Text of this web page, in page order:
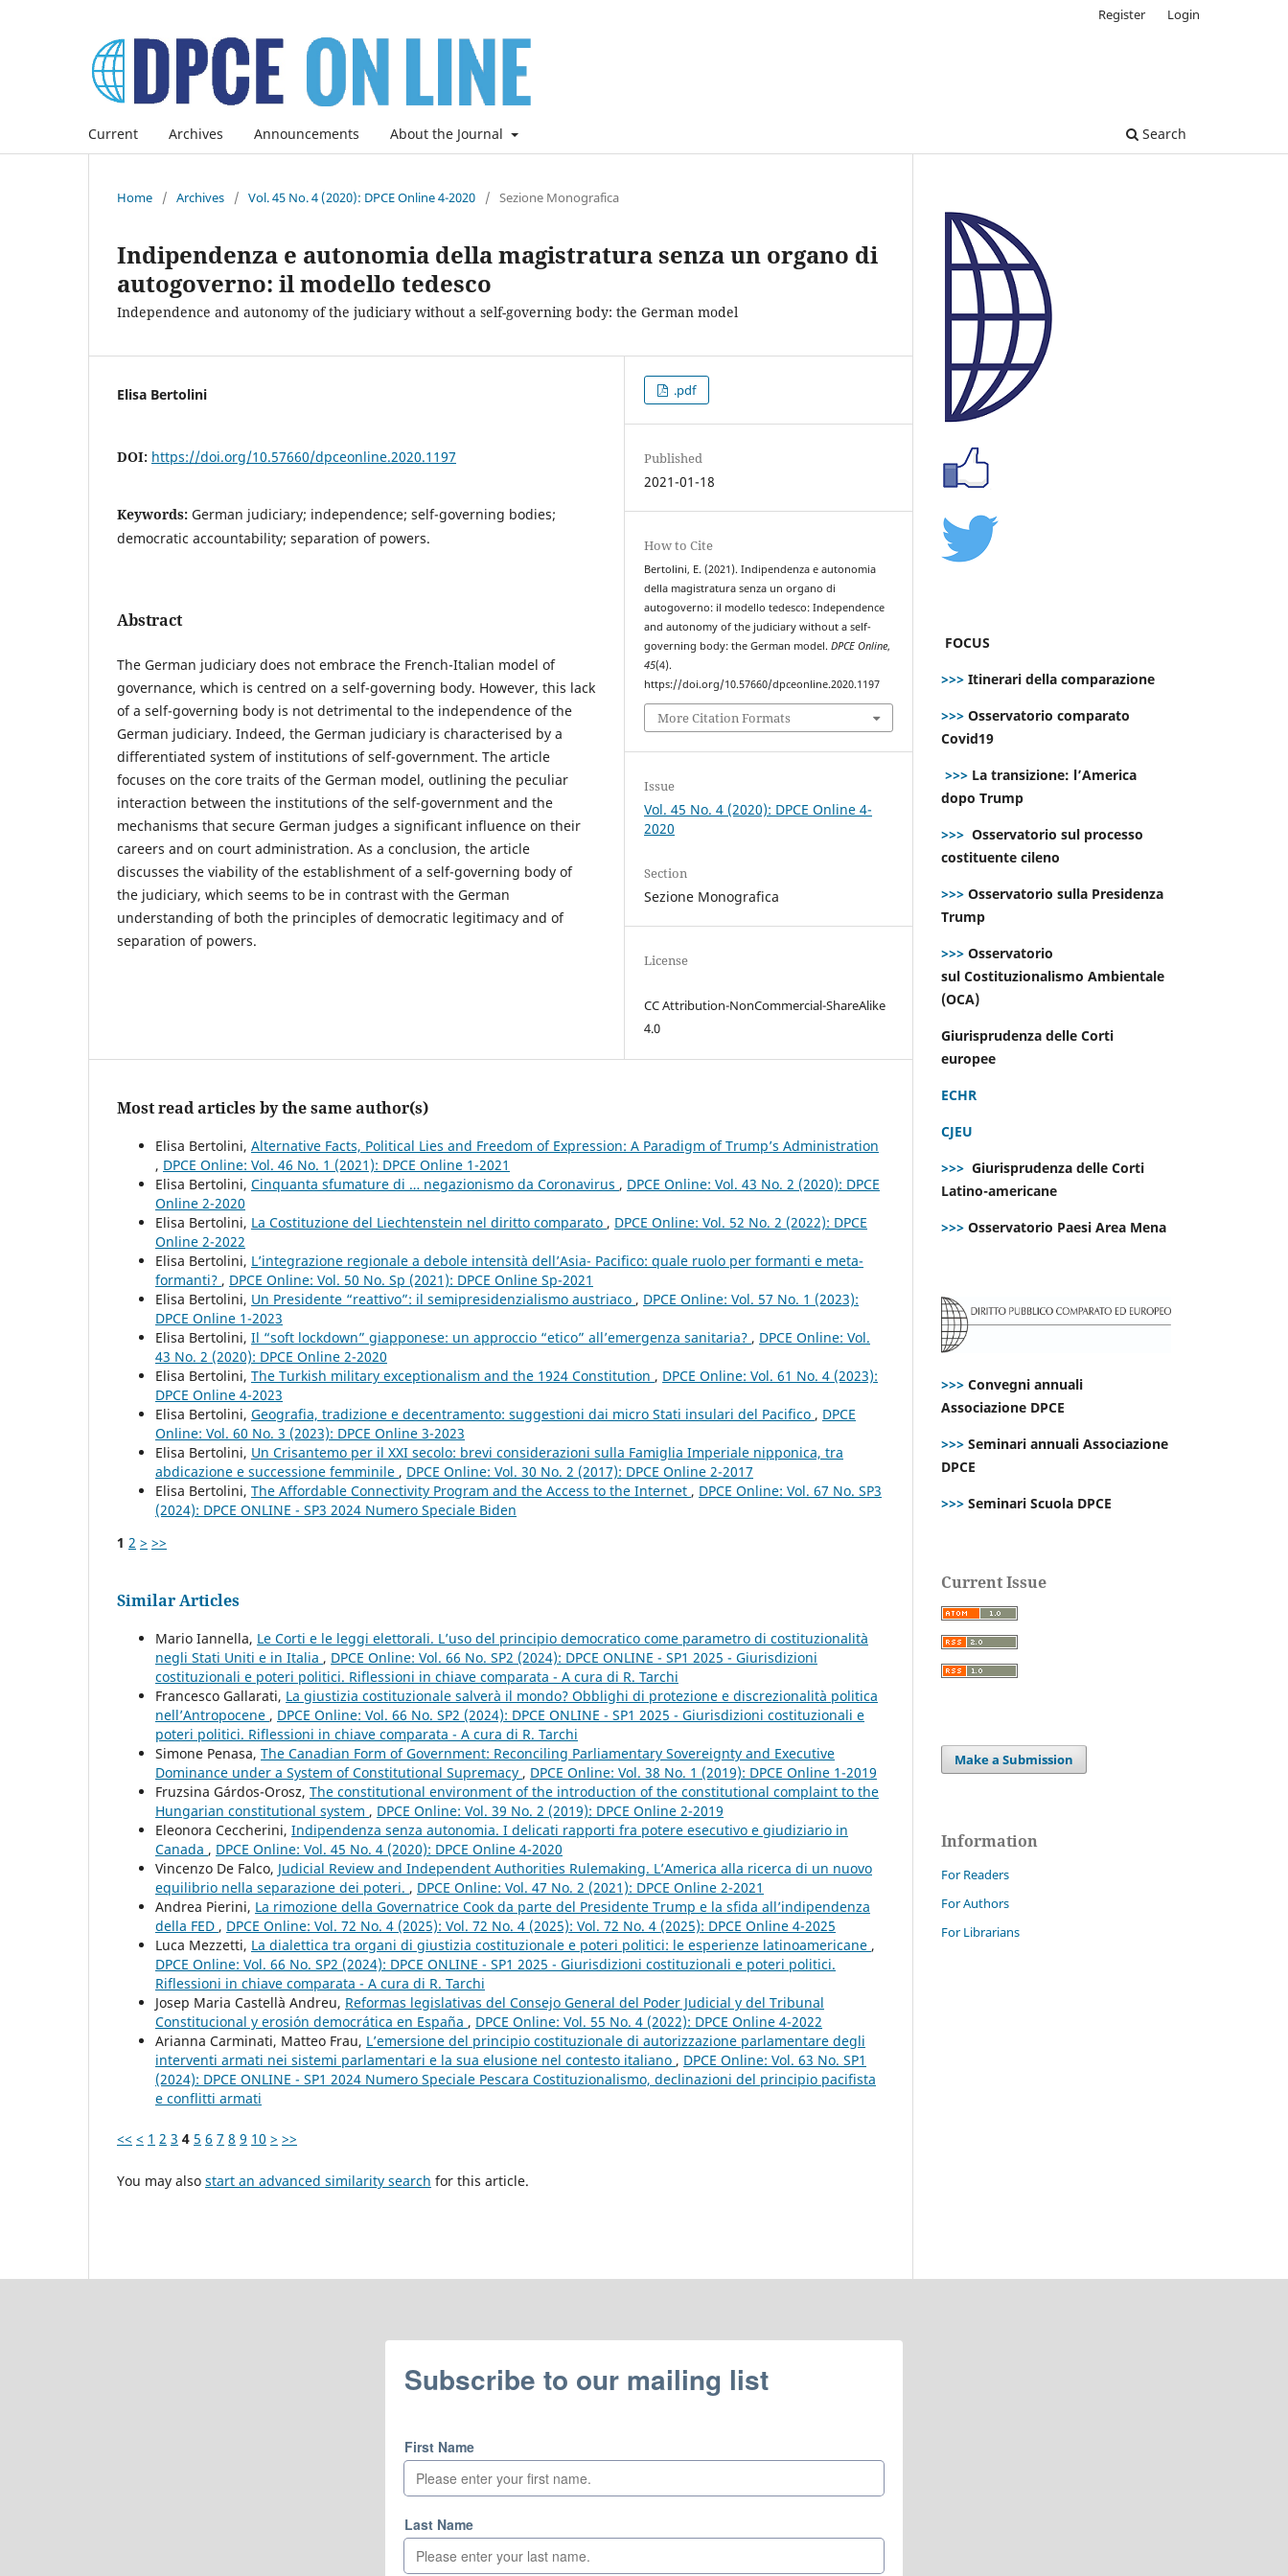
Current Archives Announcements About the Journal Search
Register Login
Home / Archives / Vol. 45 No. 4 (2020): DPCE Online 4-2020 / Sezione Monografica
Indipendenza e autonomia della magistratura senza un organo di
autogoverno: il modello tedesco
Independence and autonomy of the judiciary without a self-governing body: the German model
Elisa Bertolini
DOI: https://doi.org/10.57660/dpceonline.2020.1197
Keywords: German judiciary; independence; self-governing bodies;
democratic accountability; separation of powers.
Abstract
The German judiciary does not embrace the French-Italian model of
governance, which is centred on a self-governing body. However, this lack
of a self-governing body is not detrimental to the independence of the
German judiciary. Indeed, the German judiciary is characterised by a
differentiated system of institutions of self-government. The article
focuses on the core traits of the German model, outlining the peculiar
interaction between the institutions of the self-government and the
mechanisms that secure German judges a significant influence on their
careers and on court administration. As a conclusion, the article
discusses the viability of the establishment of a self-governing body of
the judiciary, which seems to be in contrast with the German
understanding of both the principles of democratic legitimacy and of
separation of powers.
.pdf
Published
2021-01-18
How to Cite
Bertolini, E. (2021). Indipendenza e autonomia
della magistratura senza un organo di
autogoverno: il modello tedesco: Independence
and autonomy of the judiciary without a self-
governing body: the German model.DPCE Online,
45(4).
https://doi.org/10.57660/dpceonline.2020.1197
More Citation Formats
Issue
Vol. 45 No. 4 (2020): DPCE Online 4-
2020
Section
Sezione Monografica
License
CC Attribution-NonCommercial-ShareAlike
4.0
Most read articles by the same author(s)
Elisa Bertolini, Alternative Facts, Political Lies and Freedom of Expression: A Paradigm of Trump’s Administration
, DPCE Online: Vol. 46 No. 1 (2021): DPCE Online 1-2021
Elisa Bertolini, Cinquanta sfumature di … negazionismo da Coronavirus , DPCE Online: Vol. 43 No. 2 (2020): DPCE
Online 2-2020
Elisa Bertolini, La Costituzione del Liechtenstein nel diritto comparato , DPCE Online: Vol. 52 No. 2 (2022): DPCE
Online 2-2022
Elisa Bertolini, L’integrazione regionale a debole intensità dell’Asia- Pacifico: quale ruolo per formanti e meta-
formanti? , DPCE Online: Vol. 50 No. Sp (2021): DPCE Online Sp-2021
Elisa Bertolini, Un Presidente “reattivo”: il semipresidenzialismo austriaco , DPCE Online: Vol. 57 No. 1 (2023):
DPCE Online 1-2023
Elisa Bertolini, Il “soft lockdown” giapponese: un approccio “etico” all’emergenza sanitaria? , DPCE Online: Vol.
43 No. 2 (2020): DPCE Online 2-2020
Elisa Bertolini, The Turkish military exceptionalism and the 1924 Constitution , DPCE Online: Vol. 61 No. 4 (2023):
DPCE Online 4-2023
Elisa Bertolini, Geografia, tradizione e decentramento: suggestioni dai micro Stati insulari del Pacifico , DPCE
Online: Vol. 60 No. 3 (2023): DPCE Online 3-2023
Elisa Bertolini, Un Crisantemo per il XXI secolo: brevi considerazioni sulla Famiglia Imperiale nipponica, tra
abdicazione e successione femminile , DPCE Online: Vol. 30 No. 2 (2017): DPCE Online 2-2017
Elisa Bertolini, The Affordable Connectivity Program and the Access to the Internet , DPCE Online: Vol. 67 No. SP3
(2024): DPCE ONLINE - SP3 2024 Numero Speciale Biden
1 2 > >>
Similar Articles
Mario Iannella, Le Corti e le leggi elettorali. L’uso del principio democratico come parametro di costituzionalità
negli Stati Uniti e in Italia , DPCE Online: Vol. 66 No. SP2 (2024): DPCE ONLINE - SP1 2025 - Giurisdizioni
costituzionali e poteri politici. Riflessioni in chiave comparata - A cura di R. Tarchi
Francesco Gallarati, La giustizia costituzionale salverà il mondo? Obblighi di protezione e discrezionalità politica
nell’Antropocene , DPCE Online: Vol. 66 No. SP2 (2024): DPCE ONLINE - SP1 2025 - Giurisdizioni costituzionali e
poteri politici. Riflessioni in chiave comparata - A cura di R. Tarchi
Simone Penasa, The Canadian Form of Government: Reconciling Parliamentary Sovereignty and Executive
Dominance under a System of Constitutional Supremacy , DPCE Online: Vol. 38 No. 1 (2019): DPCE Online 1-2019
Fruzsina Gárdos-Orosz, The constitutional environment of the introduction of the constitutional complaint to the
Hungarian constitutional system , DPCE Online: Vol. 39 No. 2 (2019): DPCE Online 2-2019
Eleonora Ceccherini, Indipendenza senza autonomia. I delicati rapporti fra potere esecutivo e giudiziario in
Canada , DPCE Online: Vol. 45 No. 4 (2020): DPCE Online 4-2020
Vincenzo De Falco, Judicial Review and Independent Authorities Rulemaking. L’America alla ricerca di un nuovo
equilibrio nella separazione dei poteri. , DPCE Online: Vol. 47 No. 2 (2021): DPCE Online 2-2021
Andrea Pierini, La rimozione della Governatrice Cook da parte del Presidente Trump e la sfida all’indipendenza
della FED , DPCE Online: Vol. 72 No. 4 (2025): Vol. 72 No. 4 (2025): Vol. 72 No. 4 (2025): DPCE Online 4-2025
Luca Mezzetti, La dialettica tra organi di giustizia costituzionale e poteri politici: le esperienze latinoamericane ,
DPCE Online: Vol. 66 No. SP2 (2024): DPCE ONLINE - SP1 2025 - Giurisdizioni costituzionali e poteri politici.
Riflessioni in chiave comparata - A cura di R. Tarchi
Josep Maria Castellà Andreu, Reformas legislativas del Consejo General del Poder Judicial y del Tribunal
Constitucional y erosión democrática en España , DPCE Online: Vol. 55 No. 4 (2022): DPCE Online 4-2022
Arianna Carminati, Matteo Frau, L’emersione del principio costituzionale di autorizzazione parlamentare degli
interventi armati nei sistemi parlamentari e la sua elusione nel contesto italiano , DPCE Online: Vol. 63 No. SP1
(2024): DPCE ONLINE - SP1 2024 Numero Speciale Pescara Costituzionalismo, declinazioni del principio pacifista
e conflitti armati
<< < 1 2 3 4 5 6 7 8 9 10 > >>
You may also start an advanced similarity search for this article.
FOCUS
>>> Itinerari della comparazione
>>> Osservatorio comparato
Covid19
>>> La transizione: l’America
dopo Trump
>>> Osservatorio sul processo
costituente cileno
>>> Osservatorio sulla Presidenza
Trump
>>> Osservatorio
sul Costituzionalismo Ambientale
(OCA)
Giurisprudenza delle Corti
europee
ECHR
CJEU
>>> Giurisprudenza delle Corti
Latino-americane
>>> Osservatorio Paesi Area Mena
>>> Convegni annuali
Associazione DPCE
>>> Seminari annuali Associazione
DPCE
>>> Seminari Scuola DPCE
Current Issue
Make a Submission
Information
For Readers
For Authors
For Librarians